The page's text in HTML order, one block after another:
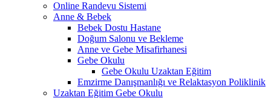
Online Randevu Sistemi
Anne & Bebek
Bebek Dostu Hastane
Doğum Salonu ve Bekleme
Anne ve Gebe Misafirhanesi
Gebe Okulu
Gebe Okulu Uzaktan Eğitim
Emzirme Danışmanlığı ve Relaktasyon Poliklinik
Uzaktan Eğitim Gebe Okulu